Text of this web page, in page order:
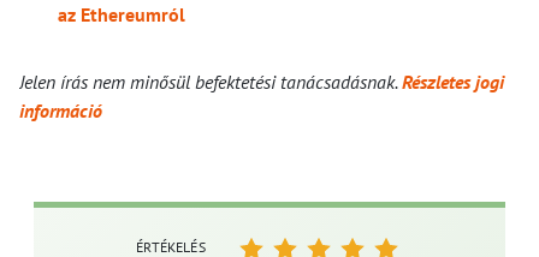
az Ethereumról
Jelen írás nem minősül befektetési tanácsadásnak.Részletes jogi
információ
ÉRTÉKELÉS